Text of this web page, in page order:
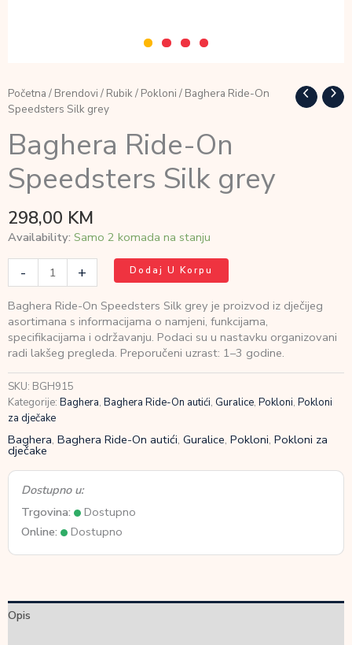
Početna / Brendovi / Rubik/ Pokloni / Baghera Ride-On
Speedsters Silk grey
Baghera Ride-On
Speedsters Silk grey
298,00 KM
Availability: Samo 2 komada na stanju
-
Speedsters
Silk
grey
količina
+ Dodaj U Korpu
Baghera Ride-On Speedsters Silk grey je proizvod iz dječijeg
asortimana s informacijama o namjeni, funkcijama,
specifikacijama i održavanju. Podaci su u nastavku organizovani
radi lakšeg pregleda. Preporučeni uzrast: 1–3 godine.
SKU: BGH915
Kategorije: Baghera, Baghera Ride-On autići, Guralice, Pokloni, Pokloni
za dječake
Baghera, Baghera Ride-On autići, Guralice, Pokloni, Pokloni za
dječake
Dostupno u:
Trgovina:
Dostupno
Online:
Dostupno
Opis